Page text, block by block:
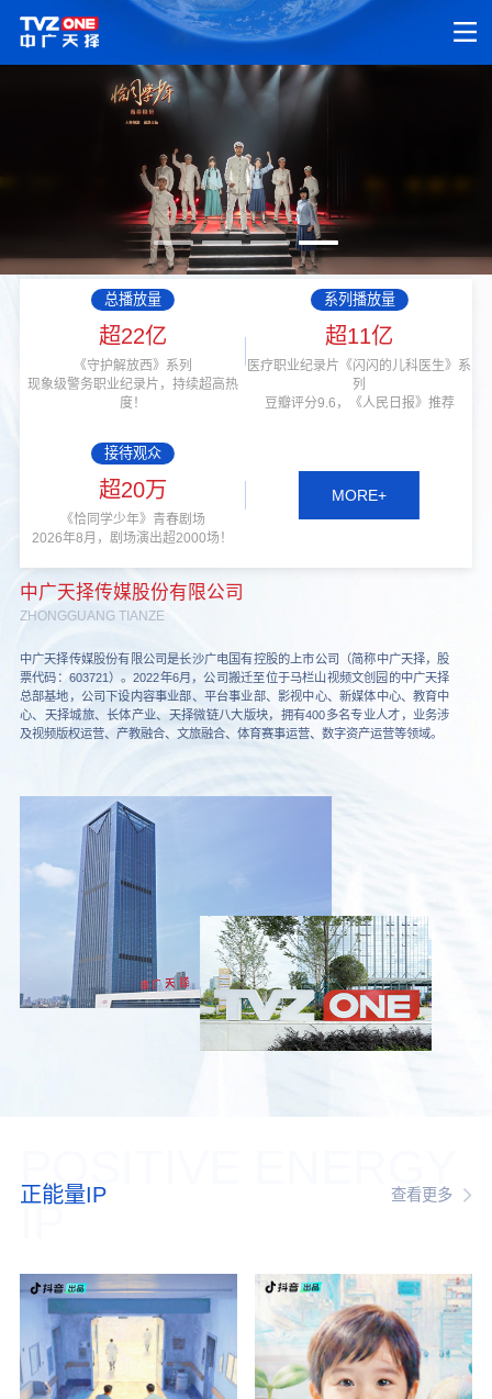
总播放量
超22亿
《守护解放西》系列
现象级警务职业纪录片，持续超高热
度！
系列播放量
超11亿
医疗职业纪录片《闪闪的儿科医生》系
列
豆瓣评分9.6，《人民日报》推荐
接待观众
超20万
《恰同学少年》青春剧场
2026年8月，剧场演出超2000场！
MORE+
中广天择传媒股份有限公司
ZHONGGUANG TIANZE
中广天择传媒股份有限公司是长沙广电国有控股的上市公司（简称中广天择，股
票代码：603721）。2022年6月，公司搬迁至位于马栏山视频文创园的中广天择
总部基地，公司下设内容事业部、平台事业部、影视中心、新媒体中心、教育中
心、天择城旅、长体产业、天择微链八大版块，拥有400多名专业人才，业务涉
及视频版权运营、产教融合、文旅融合、体育赛事运营、数字资产运营等领域。
IP
正能量IP 查看更多